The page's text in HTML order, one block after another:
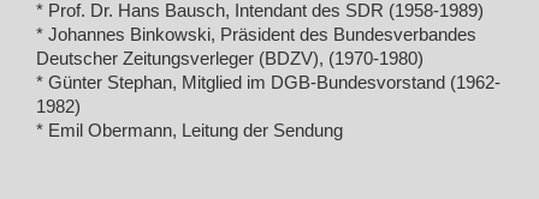
* Prof. Dr. Hans Bausch, Intendant des SDR (1958-1989)
* Johannes Binkowski, Präsident des Bundesverbandes
Deutscher Zeitungsverleger (BDZV), (1970-1980)
* Günter Stephan, Mitglied im DGB-Bundesvorstand (1962-
1982)
* Emil Obermann, Leitung der Sendung